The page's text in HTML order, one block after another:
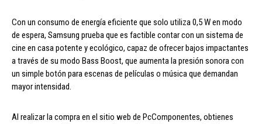
Con un consumo de energía eficiente que solo utiliza 0,5 W en modo
de espera, Samsung prueba que es factible contar con un sistema de
cine en casa potente y ecológico, capaz de ofrecer bajos impactantes
a través de su modo Bass Boost, que aumenta la presión sonora con
un simple botón para escenas de películas o música que demandan
mayor intensidad.
Al realizar la compra en el sitio web de PcComponentes, obtienes